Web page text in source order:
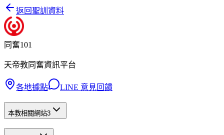
返回聖訓資料
同奮101
天帝教同奮資訊平台
各地據點 LINE 意見回饋
本教相關網站3